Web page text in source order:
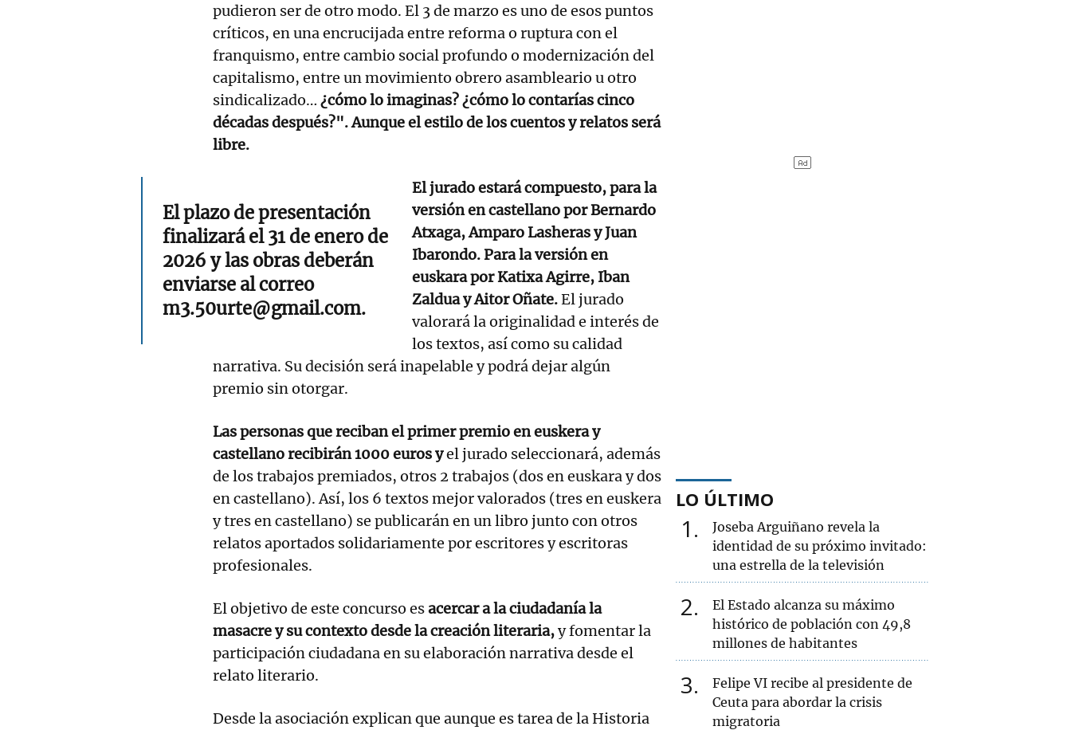
pudieron ser de otro modo. El 3 de marzo es uno de esos puntos
críticos, en una encrucijada entre reforma o ruptura con el
franquismo, entre cambio social profundo o modernización del
capitalismo, entre un movimiento obrero asambleario u otro
sindicalizado… ¿cómo lo imaginas? ¿cómo lo contarías cinco
décadas después?". Aunque el estilo de los cuentos y relatos será
libre.
El plazo de presentación
finalizará el 31 de enero de
2026 y las obras deberán
enviarse al correo
m3.50urte@gmail.com.
El jurado estará compuesto, para la
versión en castellano por Bernardo
Atxaga, Amparo Lasheras y Juan
Ibarondo. Para la versión en
euskara por Katixa Agirre, Iban
Zaldua y Aitor Oñate.El jurado
valorará la originalidad e interés de
los textos, así como su calidad
narrativa. Su decisión será inapelable y podrá dejar algún
premio sin otorgar.
Las personas que reciban el primer premio en euskera y
castellano recibirán 1000 euros yel jurado seleccionará, además
de los trabajos premiados, otros 2 trabajos (dos en euskara y dos
en castellano). Así, los 6 textos mejor valorados (tres en euskera
y tres en castellano) se publicarán en un libro junto con otros
relatos aportados solidariamente por escritores y escritoras
profesionales.
El objetivo de este concurso esacercar a la ciudadanía la
masacre y su contexto desde la creación literaria,y fomentar la
participación ciudadana en su elaboración narrativa desde el
relato literario.
Desde la asociación explican que aunque es tarea de la Historia
LO ÚLTIMO
1
Joseba Arguiñano revela la
identidad de su próximo invitado:
una estrella de la televisión
2
El Estado alcanza su máximo
histórico de población con 49,8
millones de habitantes
3
Felipe VI recibe al presidente de
Ceuta para abordar la crisis
migratoria